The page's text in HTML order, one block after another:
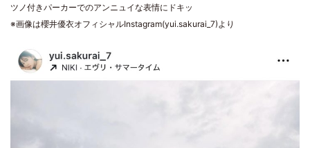
ツノ付きパーカーでのアンニュイな表情にドキッ
※画像は櫻井優衣オフィシャルInstagram(yui.sakurai_7)より